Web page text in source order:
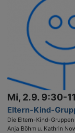
Mi, 2.9. 9:30-
Eltern-Kind-
Die Eltern-Kind-
Anja Böhm u. Kathrin